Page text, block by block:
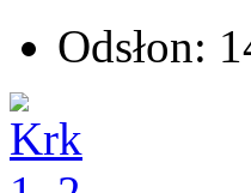
Odsłon: